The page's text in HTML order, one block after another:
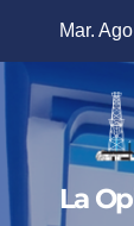
contenido
Mar.
La